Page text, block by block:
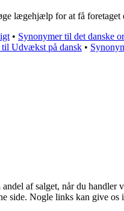
lægehjælp for at få
• Synonymer til det danske
til Udvækst på dansk •
af salget, når du handler
side. Nogle links kan give